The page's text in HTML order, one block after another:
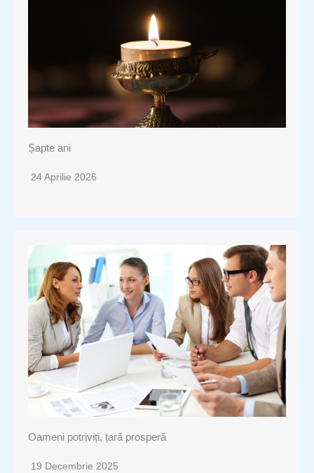
Șapte ani
24 Aprilie 2026
Oameni potriviți, țară prosperă
19 Decembrie 2025